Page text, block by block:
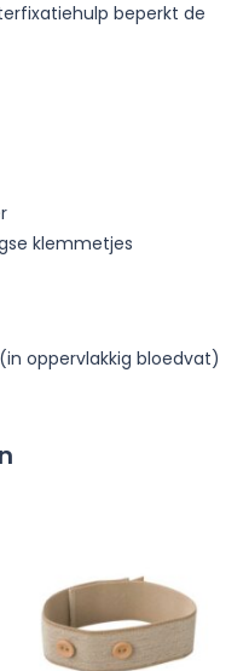
beperkt de
klemmetjes
oppervlakkig bloedvat)